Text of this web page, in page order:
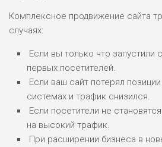
Комплексное продвижение сайта
случаях:
Если вы только что запустили
первых посетителей.
Если ваш сайт потерял
системах и трафик снизился.
Если посетители не
на высокий трафик.
При расширении бизнеса в